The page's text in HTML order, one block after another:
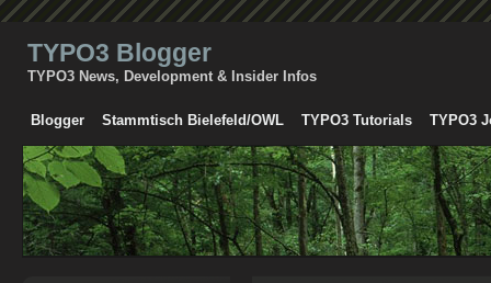
TYPO3 Blogger
TYPO3 News, Development & Insider Infos
Blogger Stammtisch Bielefeld/OWL TYPO3 Tutorials TYPO3